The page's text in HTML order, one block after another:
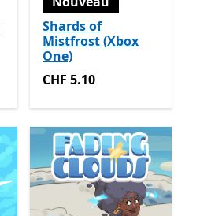
Shards of
Mistfrost (Xbox
One)
CHF 5.10
CHF 5.10